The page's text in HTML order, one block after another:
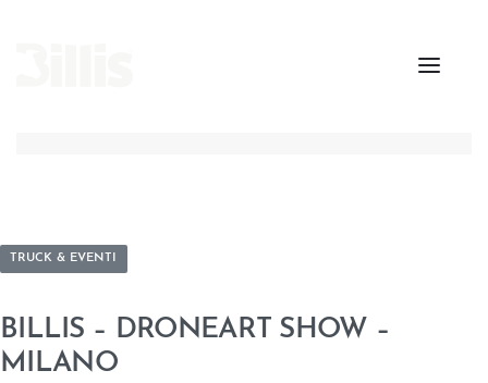
TRUCK & EVENTI
BILLIS – DRONEART SHOW –
MILANO